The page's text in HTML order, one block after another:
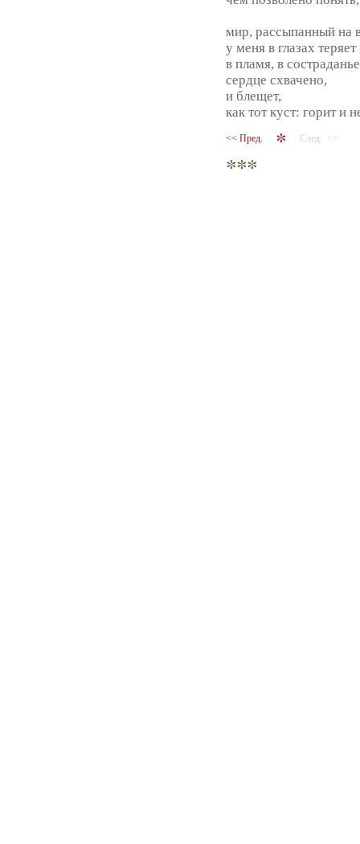
мир, рассыпанный на
у меня в глазах
в пламя, в
сердце схвачено,
и блещет,
как тот куст: горит и
<< Пред. След. >>